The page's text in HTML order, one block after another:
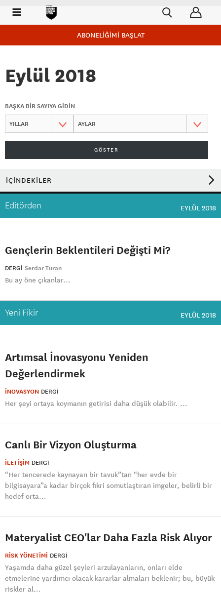
ABONELİĞİMİ BAŞLAT
Eylül 2018
BAŞKA BİR SAYIYA GİDİN
GÖSTER
İÇİNDEKİLER
Editörden EYLÜL 2018
Gençlerin Beklentileri Değişti Mi?
DERGI Serdar Turan
Bu ay öne çıkanlar...
Yeni Fikir EYLÜL 2018
Artımsal İnovasyonu Yeniden
Değerlendirmek
İNOVASYON DERGI
Her şeyi ortaya koymanın getirisi daha düşük olabilir. ...
Canlı Bir Vizyon Oluşturma
İLETİŞİM DERGI
“Her tencerede kaynayan bir tavuk”tan “her evde bir
bilgisayara”a kadar birçok fikri somutlaştıran imgeler, belirli bir
hedef orta...
Materyalist CEO'lar Daha Fazla Risk Alıyor
RİSK YÖNETİMİ DERGI
Yaşamda daha güzel şeyleri arzulayanların, onları elde
etmelerine yardımcı olacak kararlar almaları beklenir; bu, büyük
riskler al...